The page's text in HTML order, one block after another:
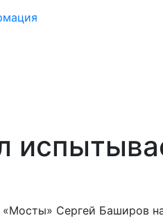
«Мосты» Сергей Баширов